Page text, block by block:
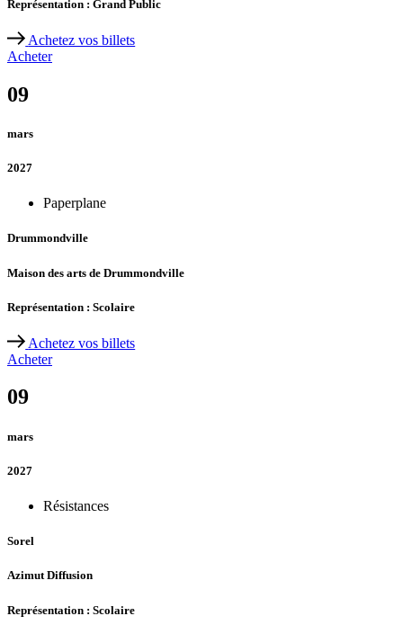
Représentation : Grand Public
Achetez vos billets
Acheter
09
mars
2027
Paperplane
Drummondville
Maison des arts de Drummondville
Représentation : Scolaire
Achetez vos billets
Acheter
09
mars
2027
Résistances
Sorel
Azimut Diffusion
Représentation : Scolaire